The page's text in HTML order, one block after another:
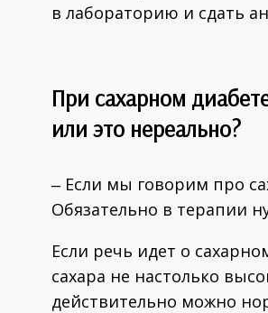
в лабораторию и сдать
При сахарном
или это нереально?
‒ Если мы говорим про
Обязательно в терапии
Если речь идет о
сахара не настолько
действительно можно